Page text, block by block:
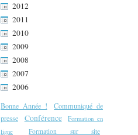
2012
2011
2010
2009
2008
2007
2006
Bonne Année !
Communiqué de
presse
Conférence
Formation en
ligne
Formation sur site